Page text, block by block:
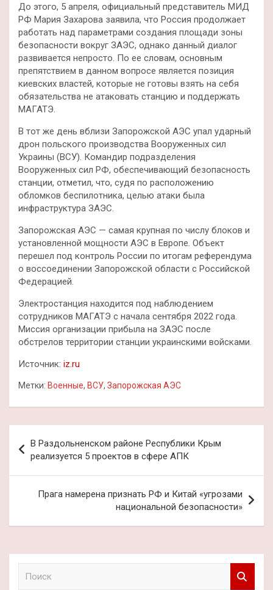
До этого, 5 апреля, официальный представитель МИД
РФ Мария Захарова заявила, что Россия продолжает
работать над параметрами создания площади зоны
безопасности вокруг ЗАЭС, однако данный диалог
развивается непросто. По ее словам, основным
препятствием в данном вопросе является позиция
киевских властей, которые не готовы взять на себя
обязательства не атаковать станцию и поддержать
МАГАТЭ.
В тот же день вблизи Запорожской АЭС упал ударный
дрон польского производства Вооруженных сил
Украины (ВСУ). Командир подразделения
Вооруженных сил РФ, обеспечивающий безопасность
станции, отметил, что, судя по расположению
обломков беспилотника, целью атаки была
инфраструктура ЗАЭС.
Запорожская АЭС — самая крупная по числу блоков и
установленной мощности АЭС в Европе. Объект
перешел под контроль России по итогам референдума
о воссоединении Запорожской области с Российской
Федерацией.
Электростанция находится под наблюдением
сотрудников МАГАТЭ с начала сентября 2022 года.
Миссия организации прибыла на ЗАЭС после
обстрелов территории станции украинскими войсками.
Источник: iz.ru
Метки: Военные, ВСУ, Запорожская АЭС
по
записям
В Раздольненском районе Республики Крым
реализуется 5 проектов в сфере АПК
Прага намерена признать РФ и Китай «угрозами
национальной безопасности»